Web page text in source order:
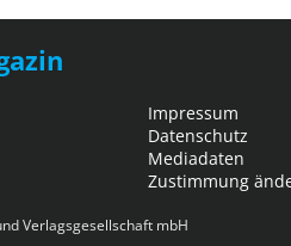
Impressum
Datenschutz
Mediadaten
Zustimmung
Verlagsgesellschaft mbH